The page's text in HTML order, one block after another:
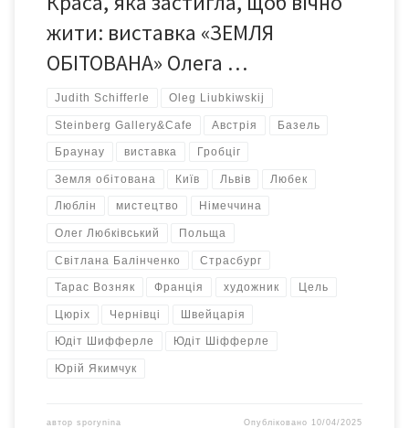
жити: виставка «ЗЕМЛЯ
ОБІТОВАНА» Олега …
Judith Schifferle Oleg Liubkiwskij
Steinberg Gallery&Cafe Австрія Базель
Браунау виставка Гробціг
Земля обітована Київ Львів Любек
Люблін мистецтво Німеччина
Олег Любківський Польща
Світлана Балінченко Страсбург
Тарас Возняк Франція художник Цель
Цюріх Чернівці Швейцарія
Юдіт Шифферле Юдіт Шіфферле
Юрій Якимчук
автор sporynina Опубліковано 10/04/2025